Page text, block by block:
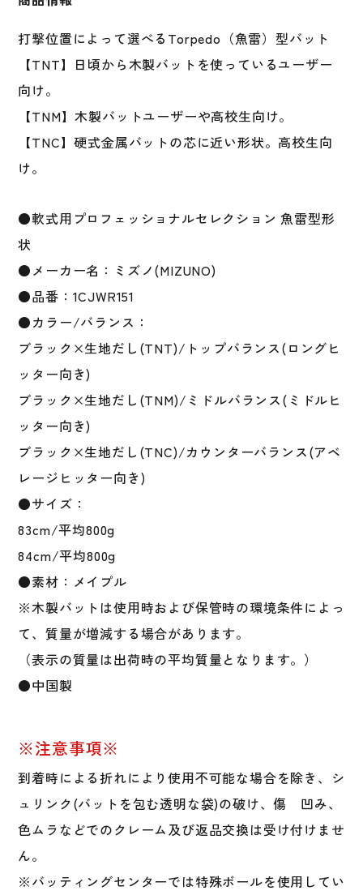
形
軟
式
用
木
製
バ
ッ
ト
雷
バ
ッ
ト
Torpedo
Bat
ト
ル
ピ
ー
バ
ッ
ト
個
打撃位置によって選べるTorpedo（魚雷）型バット
【TNT】日頃から木製バットを使っているユーザー
向け。
【TNM】木製バットユーザーや高校生向け。
【TNC】硬式金属バットの芯に近い形状。高校生向
け。
●軟式用プロフェッショナルセレクション 魚雷型形
状
●メーカー名：ミズノ(MIZUNO)
●品番：1CJWR151
●カラー/バランス：
ブラック×生地だし(TNT)/トップバランス(ロングヒ
ッター向き)
ブラック×生地だし(TNM)/ミドルバランス(ミドルヒ
ッター向き)
ブラック×生地だし(TNC)/カウンターバランス(アベ
レージヒッター向き)
●サイズ：
83cm/平均800g
84cm/平均800g
●素材：メイプル
※木製バットは使用時および保管時の環境条件によっ
て、質量が増減する場合があります。
（表示の質量は出荷時の平均質量となります。）
●中国製
※注意事項※
到着時による折れにより使用不可能な場合を除き、シ
ュリンク(バットを包む透明な袋)の破け、傷 凹み、
色ムラなどでのクレーム及び返品交換は受け付けませ
ん。
※バッティングセンターでは特殊ボールを使用してい